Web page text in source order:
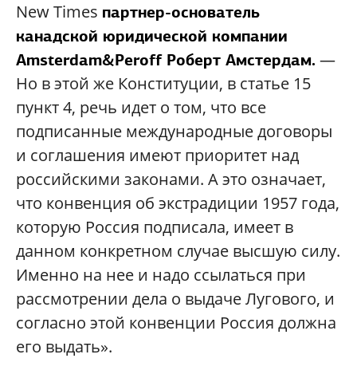
New Times партнер-основатель
канадской юридической компании
Amsterdam&Peroff Роберт Амстердам. —
Но в этой же Конституции, в статье 15
пункт 4, речь идет о том, что все
подписанные международные договоры
и соглашения имеют приоритет над
российскими законами. А это означает,
что конвенция об экстрадиции 1957 года,
которую Россия подписала, имеет в
данном конкретном случае высшую силу.
Именно на нее и надо ссылаться при
рассмотрении дела о выдаче Лугового, и
согласно этой конвенции Россия должна
его выдать».